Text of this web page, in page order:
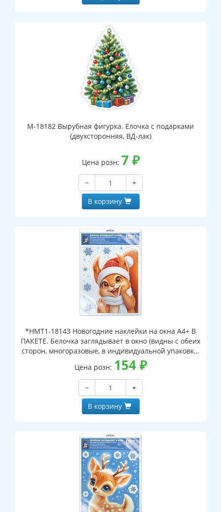
М-18182 Вырубная фигурка. Елочка с подарками
(двухсторонняя, ВД-лак)
Цена розн: 7 ₽
−
+
В корзину
*НМТ1-18143 Новогодние наклейки на окна А4+ В
ПАКЕТЕ. Белочка заглядывает в окно (видны с обеих
сторон, многоразовые, в индивидуальной упаковке,
с европодвесом и клеевым клапаном)
Цена розн: 154₽
−
+
В корзину